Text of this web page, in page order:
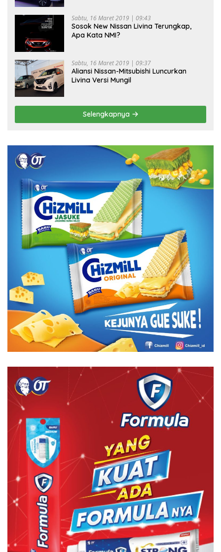
Sabtu, 16 Maret 2019 | 09:43
Sosok New Nissan Livina Terungkap,
Apa Kata NMI?
Sabtu, 16 Maret 2019 | 09:37
Aliansi Nissan-Mitsubishi Luncurkan
Livina Versi Mungil
Selengkapnya